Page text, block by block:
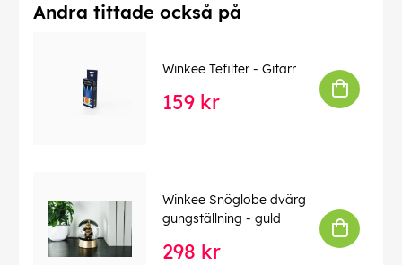
Andra tittade också på
Winkee Tefilter - Gitarr
159 kr
Winkee Snöglobe dvärg
gungställning - guld
298 kr